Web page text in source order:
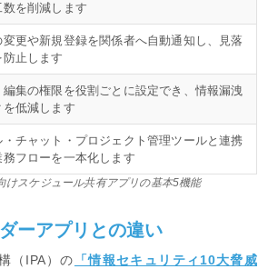
数を削減します
変更や新規登録を関係者へ自動通知し、見落
防止します
編集の権限を役割ごとに設定でき、情報漏洩
を低減します
・チャット・プロジェクト管理ツールと連携
務フローを一本化します
けスケジュール共有アプリの基本5機能
ーアプリとの違い
（IPA）の
「情報セキュリティ10大脅威